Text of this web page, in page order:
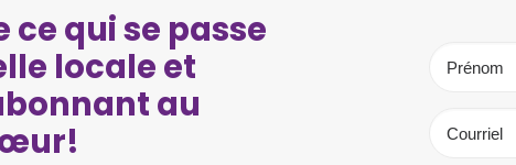
ce qui se passe
locale et
au